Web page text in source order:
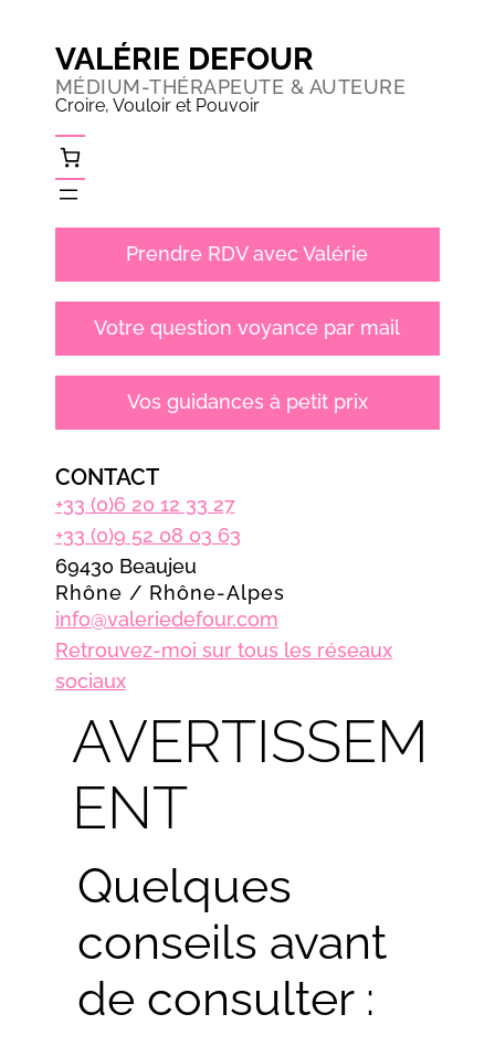
contenu
VALÉRIE DEFOUR
MÉDIUM-THÉRAPEUTE & AUTEURE
Croire, Vouloir et Pouvoir
Prendre RDV avec Valérie
Votre question voyance par mail
Vos guidances à petit prix
CONTACT
+33 (0)6 20 12 33 27
+33 (0)9 52 08 03 63
69430 Beaujeu
Rhône / Rhône-Alpes
info@valeriedefour.com
Retrouvez-moi sur tous les réseaux
sociaux
AVERTISSEM
ENT
Quelques
conseils avant
de consulter :